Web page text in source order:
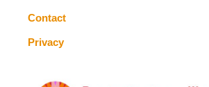
Contact
Privacy